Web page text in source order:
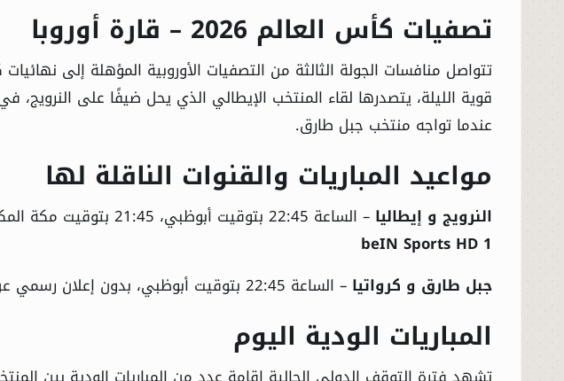
تصفيات كأس العالم 2026 – قارة أوروبا
قوية الليلة، يتصدرها لقاء المنتخب الإيطالي الذي يحل ضيفًا على
عندما تواجه منتخب جبل طارق.
مواعيد المباريات والقنوات الناقلة لها
النرويج و إيطاليا – الساعة 22:45 بتوقيت أبوظبي، 21:45 بتوقيت مكة المكرمة، 20:45 بتوقيت القاهرة –
beIN Sports HD 1
جبل طارق و كرواتيا – الساعة 22:45 بتوقيت أبوظبي، بدون إعلان رسمي عن القناة الناقلة
المباريات الودية اليوم